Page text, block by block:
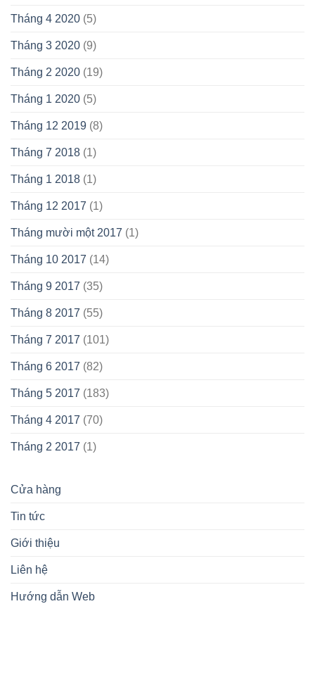
Tháng 4 2020 (5)
Tháng 3 2020 (9)
Tháng 2 2020 (19)
Tháng 1 2020 (5)
Tháng 12 2019 (8)
Tháng 7 2018 (1)
Tháng 1 2018 (1)
Tháng 12 2017 (1)
Tháng mười một 2017 (1)
Tháng 10 2017 (14)
Tháng 9 2017 (35)
Tháng 8 2017 (55)
Tháng 7 2017 (101)
Tháng 6 2017 (82)
Tháng 5 2017 (183)
Tháng 4 2017 (70)
Tháng 2 2017 (1)
Cửa hàng
Tin tức
Giới thiệu
Liên hệ
Hướng dẫn Web